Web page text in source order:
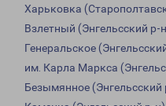
Харьковка
Взлетный (Энгельсский р-
Генеральское
им. Карла Маркса
Безымянное (Энгельсский